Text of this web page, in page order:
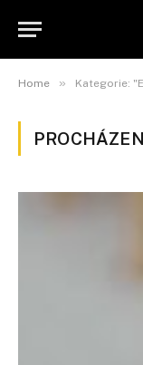
Home » Kategorie: